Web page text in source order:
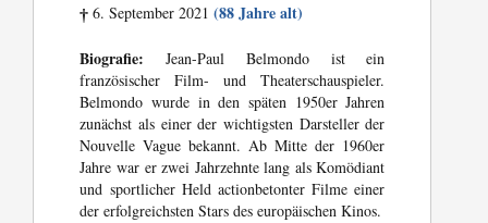
† 6. September 2021(88 Jahre alt)
Biografie: Jean-Paul Belmondo ist ein
französischer Film- und Theaterschauspieler.
Belmondo wurde in den späten 1950er Jahren
zunächst als einer der wichtigsten Darsteller der
Nouvelle Vague bekannt. Ab Mitte der 1960er
Jahre war er zwei Jahrzehnte lang als Komödiant
und sportlicher Held actionbetonter Filme einer
der erfolgreichsten Stars des europäischen Kinos.